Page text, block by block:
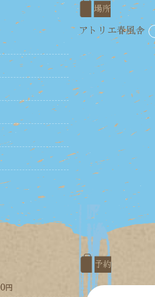
場所
アトリエ春風舎
予約